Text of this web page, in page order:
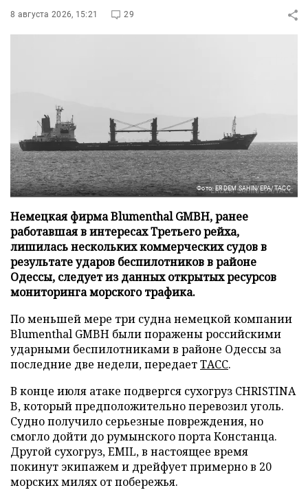
8 августа 2026, 15:21 29
Фото: ERDEM SAHIN/EPA/ТАСС
Немецкая фирма Blumenthal GMBH, ранее
работавшая в интересах Третьего рейха,
лишилась нескольких коммерческих судов в
результате ударов беспилотников в районе
Одессы, следует из данных открытых ресурсов
мониторинга морского трафика.
По меньшей мере три судна немецкой компании
Blumenthal GMBH были поражены российскими
ударными беспилотниками в районе Одессы за
последние две недели, передаетТАСС.
В конце июля атаке подвергся сухогруз CHRISTINA
B, который предположительно перевозил уголь.
Судно получило серьезные повреждения, но
смогло дойти до румынского порта Констанца.
Другой сухогруз, EMIL, в настоящее время
покинут экипажем и дрейфует примерно в 20
морских милях от побережья.